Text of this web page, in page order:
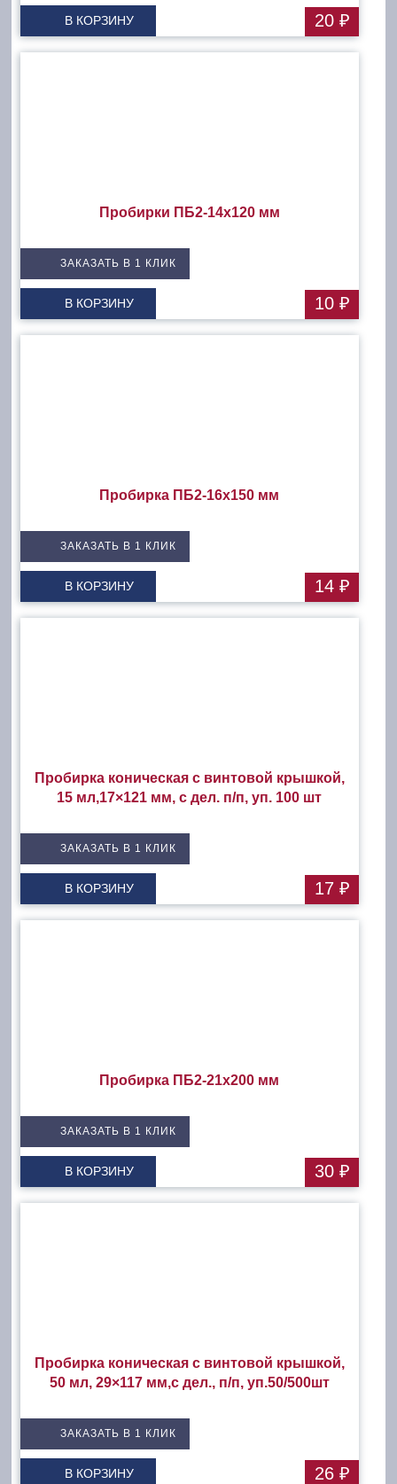
В КОРЗИНУ 20 ₽
Пробирки ПБ2-14х120 мм
ЗАКАЗАТЬ В 1 КЛИК
В КОРЗИНУ 10 ₽
Пробирка ПБ2-16х150 мм
ЗАКАЗАТЬ В 1 КЛИК
В КОРЗИНУ 14 ₽
Пробирка коническая с винтовой крышкой,
15 мл,17×121 мм, с дел. п/п, уп. 100 шт
ЗАКАЗАТЬ В 1 КЛИК
В КОРЗИНУ 17 ₽
Пробирка ПБ2-21х200 мм
ЗАКАЗАТЬ В 1 КЛИК
В КОРЗИНУ 30 ₽
Пробирка коническая с винтовой крышкой,
50 мл, 29×117 мм,с дел., п/п, уп.50/500шт
ЗАКАЗАТЬ В 1 КЛИК
В КОРЗИНУ 26 ₽